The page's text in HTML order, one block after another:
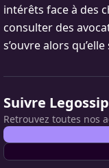
intérêts face à des
consulter des
s’ouvre alors
Suivre
Retrouvez toutes nos